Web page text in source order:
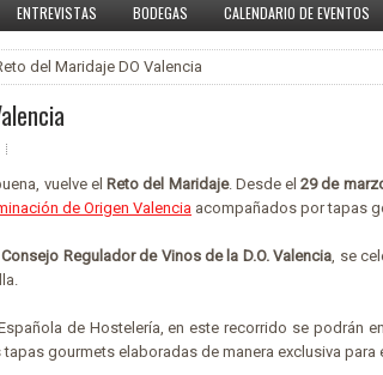
ENTREVISTAS BODEGAS CALENDARIO DE EVENTOS
del Maridaje DO Valencia
vuelve el Reto del Maridaje. Desde el29 de
de Origen Valencia acompañados por tapas
Consejo Regulador de Vinos de la D.O. Valencia, se
de Hostelería, en este recorrido se podrán
gourmets elaboradas de manera exclusiva para